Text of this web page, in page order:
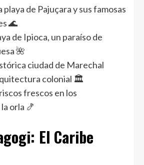
playa de Pajuçara y sus famosas
🌊
de Ipioca, un paraíso de
🌺
ciudad de Marechal
colonial 🏛️
frescos en los
orla 🍤
El Caribe